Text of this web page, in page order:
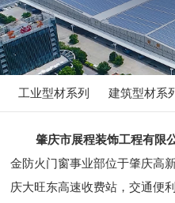
工业型材系列 建筑型材系
肇庆市展程装饰工程有限
金防火门窗事业部位于肇庆高
庆大旺东高速收费站，交通便